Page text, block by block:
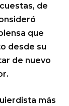
de
que
desde su
de nuevo
más